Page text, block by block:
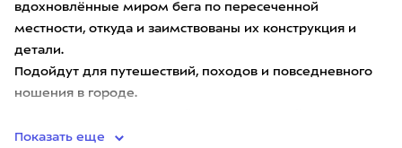
вдохновлённые миром бега по пересеченной
местности, откуда и заимствованы их конструкция и
детали.
Подойдут для путешествий, походов и повседневного
ношения в городе.
Показать еще